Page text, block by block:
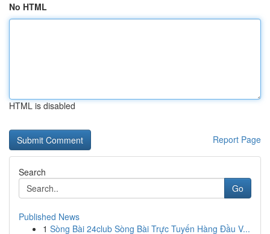
No HTML
HTML is disabled
Report Page
Search
Go
Published News
1 Sòng Bài 24club Sòng Bài Trực Tuyến Hàng Đầu V...